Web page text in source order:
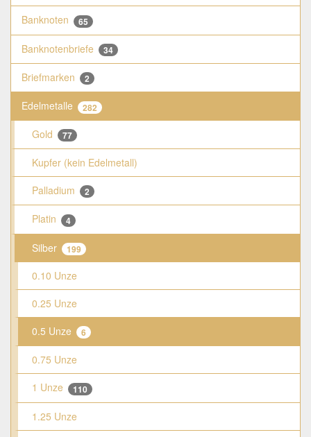
Banknoten 65
Banknotenbriefe 34
Briefmarken 2
Edelmetalle 282
Gold 77
Kupfer (kein Edelmetall)
Palladium
2
Platin 4
Silber 199
0.10 Unze
0.25 Unze
0.5 Unze
6
0.75 Unze
1 Unze
110
1.25 Unze